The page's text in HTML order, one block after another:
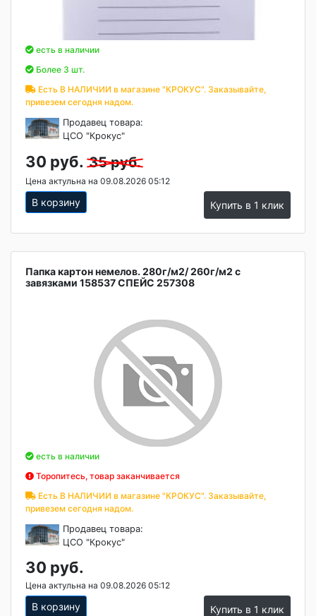
есть в наличии
Более 3 шт.
Есть В НАЛИЧИИ в магазине "КРОКУС". Заказывайте,
привезем сегодня надом.
Продавец товара:
ЦСО "Крокус"
30 руб. 35 руб.
Цена актульна на 09.08.2026 05:12
В корзину Купить в 1 клик
Папка картон немелов. 280г/м2/ 260г/м2 с
завязками 158537 СПЕЙС 257308
есть в наличии
Торопитесь, товар заканчивается
Есть В НАЛИЧИИ в магазине "КРОКУС". Заказывайте,
привезем сегодня надом.
Продавец товара:
ЦСО "Крокус"
30 руб.
Цена актульна на 09.08.2026 05:12
В корзину Купить в 1 клик